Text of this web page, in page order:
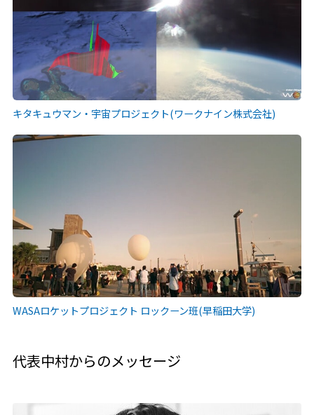
キタキュウマン・宇宙プロジェクト(ワークナイン株式会社)
WASAロケットプロジェクト ロックーン班(早稲田大学)
代表中村からのメッセージ